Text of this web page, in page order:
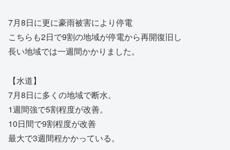
7月8日に更に豪雨被害により停電
こちらも2日で9割の地域が停電から再開復旧し
長い地域では一週間かかりました。
【水道】
7月8日に多くの地域で断水。
1週間強で5割程度が改善。
10日間で9割程度が改善
最大で3週間程かかっている。